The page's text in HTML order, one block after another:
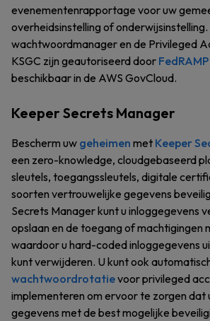
evenementenrapportage voor uw
overheidsinstelling of onderwijsinstelling.
wachtwoordmanager en de Privileged
KSGC zijn geautoriseerd door FedRAMP
beschikbaar in de AWS GovCloud.
Keeper Secrets Manager
Bescherm uw geheimen met Keeper
een zero-knowledge, cloudgebaseerd
sleutels, toegangssleutels, digitale
soorten vertrouwelijke gegevens
Secrets Manager kunt u inloggegevens
opslaan en de toegang of machtigingen
waardoor u hard-coded inloggegevens
kunt verwijderen. U kunt ook
wachtwoordrotatievoor privileged
implementeren om ervoor te zorgen dat
gegevens met de best mogelijke